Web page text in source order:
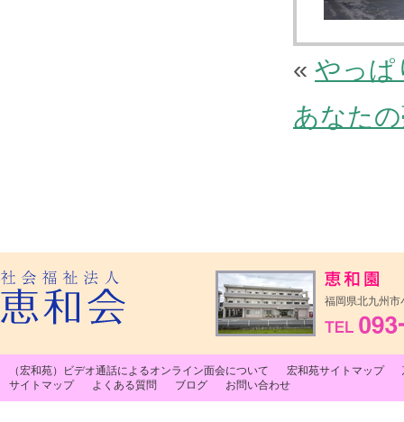
« やっぱ
あなた
福岡県北九州
（宏和苑）ビデオ通話によるオンライン面会について 宏和苑サイトマップ
サイトマップ
よくある質問 ブログ お問い合わせ